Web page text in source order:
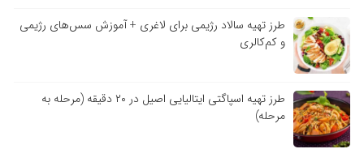
طرز تهیه سالاد رژیمی برای لاغری + آموزش سس‌های رژیمی
و کم‌کالری
طرز تهیه اسپاگتی ایتالیایی اصیل در ۲۰ دقیقه (مرحله به
مرحله)